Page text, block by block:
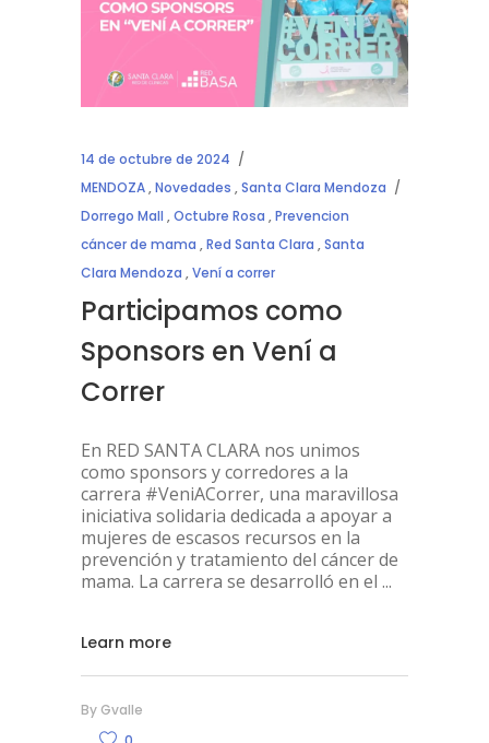
14 de octubre de 2024
MENDOZA,Novedades ,Santa Clara Mendoza
Dorrego Mall ,Octubre Rosa ,Prevencion
cáncer de mama ,Red Santa Clara ,Santa
Clara Mendoza ,Vení a correr
Participamos como
Sponsors en Vení a
Correr
En RED SANTA CLARA nos unimos
como sponsors y corredores a la
carrera #VeniACorrer, una maravillosa
iniciativa solidaria dedicada a apoyar a
mujeres de escasos recursos en la
prevención y tratamiento del cáncer de
mama. La carrera se desarrolló en el
Learn more
By Gvalle